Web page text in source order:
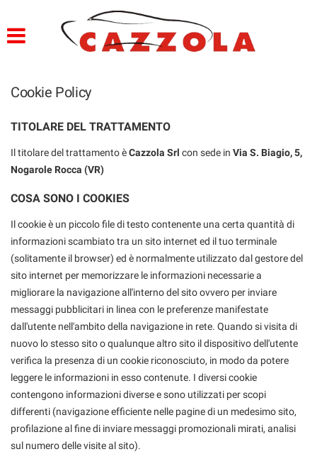
SERVIZI
FINANZIAMENTI
CONSEGNA IMEDDIATA
PREPARAZIONE VETTURE
RICEVIMENTO CLIENTI
ACQUISTIAMO USATO
ASSISTENZA
CONTATTI
Cookie Policy
TITOLARE DEL TRATTAMENTO
Il titolare del trattamento èCazzola Srl con sede in Via S. Biagio, 5,
Nogarole Rocca (VR)
COSA SONO I COOKIES
Il cookie è un piccolo file di testo contenente una certa quantità di
informazioni scambiato tra un sito internet ed il tuo terminale
(solitamente il browser) ed è normalmente utilizzato dal gestore del
sito internet per memorizzare le informazioni necessarie a
migliorare la navigazione all'interno del sito ovvero per inviare
messaggi pubblicitari in linea con le preferenze manifestate
dall'utente nell'ambito della navigazione in rete. Quando si visita di
nuovo lo stesso sito o qualunque altro sito il dispositivo dell'utente
verifica la presenza di un cookie riconosciuto, in modo da potere
leggere le informazioni in esso contenute. I diversi cookie
contengono informazioni diverse e sono utilizzati per scopi
differenti (navigazione efficiente nelle pagine di un medesimo sito,
profilazione al fine di inviare messaggi promozionali mirati, analisi
sul numero delle visite al sito).